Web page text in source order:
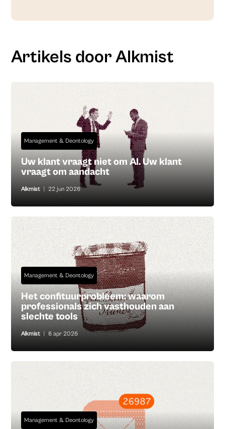
Artikels door Alkmist
Management & Deontology
Uw klant vraagt niet om AI. Uw klant
vraagt om aandacht
Alkmist 22 jun 2026
Management & Deontology
Het confituurprobleem: waarom
professionals zich vasthouden aan
slechte tools
Alkmist 6 apr 2026
Management & Deontology